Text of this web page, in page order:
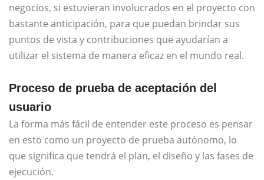
negocios, si estuvieran involucrados en el proyecto con
bastante anticipación, para que puedan brindar sus
puntos de vista y contribuciones que ayudarían a
utilizar el sistema de manera eficaz en el mundo real.
Proceso de prueba de aceptación del
usuario
La forma más fácil de entender este proceso es pensar
en esto como un proyecto de prueba autónomo, lo
que significa que tendrá el plan, el diseño y las fases de
ejecución.